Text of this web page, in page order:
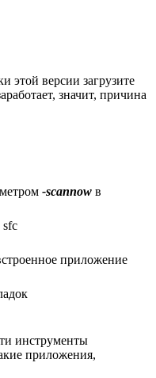
этой версии загрузите
значит, причина
-scannow в
приложение
инструменты
приложения,